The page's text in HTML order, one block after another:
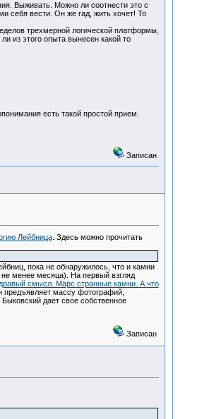
Выживать. Можно ли соотнести это с
себя вести. Он же гад, жить хочет! То
трехмерной логической платформы,
из этого опыта вынесен какой то
есть такой простой прием.
Записан
Лейбница. Здесь можно прочитать
пока не обнаружилось, что и камни
менее месяца). На первый взгляд
смысл. Марс странные камни. А что
предъявляет массу фотографий,
дает свое собственное
Записан